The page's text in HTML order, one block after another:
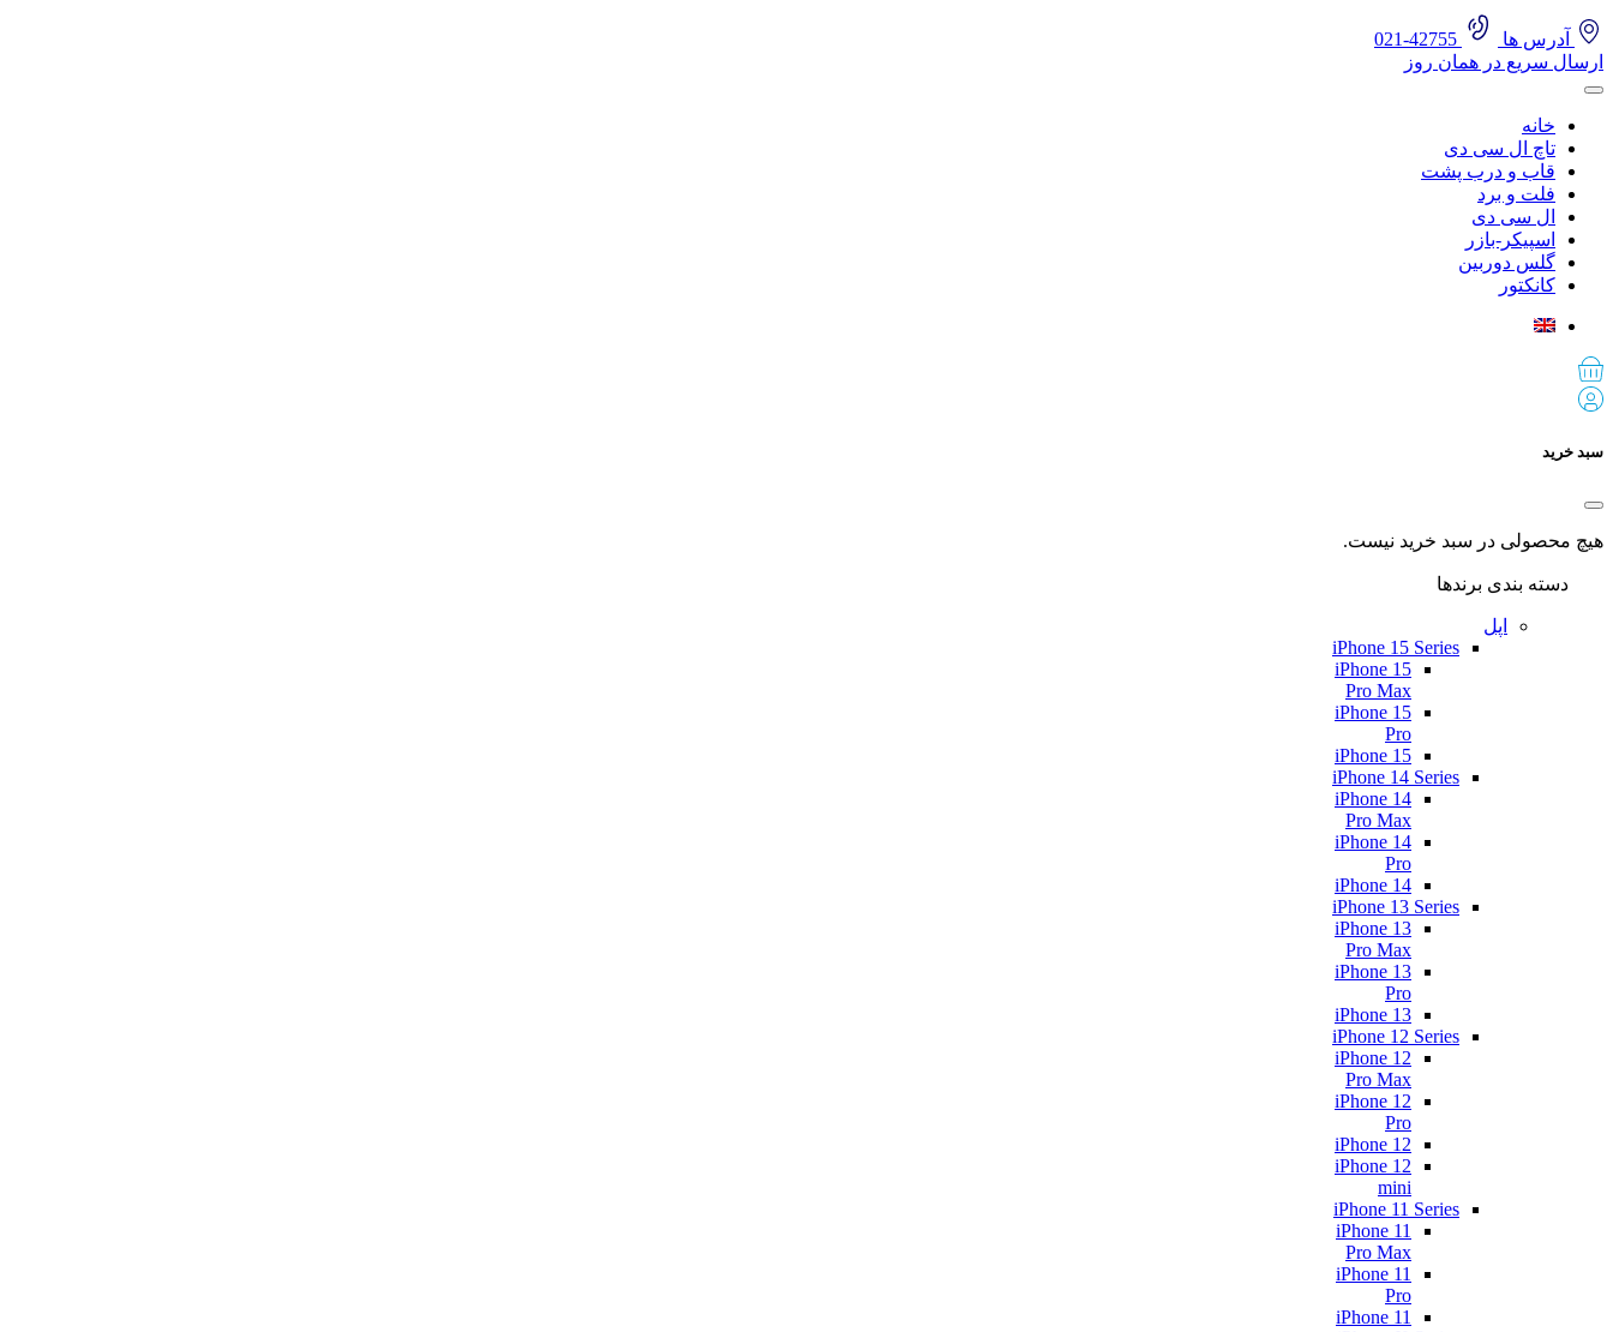
آدرس ها
ارسال سریع در همان روز
خانه
تاچ ال سی دی
قاب و درب پشت
فلت و برد
ال سی دی
اسپیکر-بازر
گلس دوربین
کانکتور
سبد خرید
هیچ محصولی در سبد خرید نیست.
دسته بندی برندها
اپل
iPhone 15 Series
iPhone 15
Pro Max
iPhone 15
Pro
iPhone 15
iPhone 14 Series
iPhone 14
Pro Max
iPhone 14
Pro
iPhone 14
iPhone 13 Series
iPhone 13
Pro Max
iPhone 13
Pro
iPhone 13
iPhone 12 Series
iPhone 12
Pro Max
iPhone 12
Pro
iPhone 12
iPhone 12
mini
iPhone 11 Series
iPhone 11
Pro Max
iPhone 11
Pro
iPhone 11